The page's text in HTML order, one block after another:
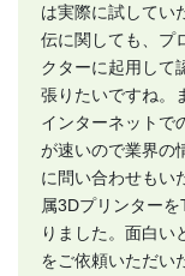
は実際に試してい
伝に関しても、プ
クターに起用して
張りたいですね。
インターネットで
が速いので業界の
に問い合わせもい
属3Dプリンター
りました。面白い
をご依頼いただい